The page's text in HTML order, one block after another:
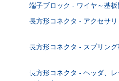
端子ブロック - ワイヤ～基板
長方形コネクタ - アクセサリ
長方形コネクタ - スプリング
長方形コネクタ - ヘッダ、